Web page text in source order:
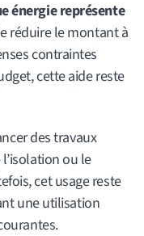
énergie représente
réduire le montant à
contraintes
cette aide reste
des travaux
ou le
cet usage reste
une utilisation